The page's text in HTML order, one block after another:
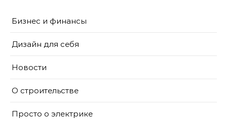
Бизнес и финансы
Дизайн для себя
Новости
О строительстве
Просто о электрике